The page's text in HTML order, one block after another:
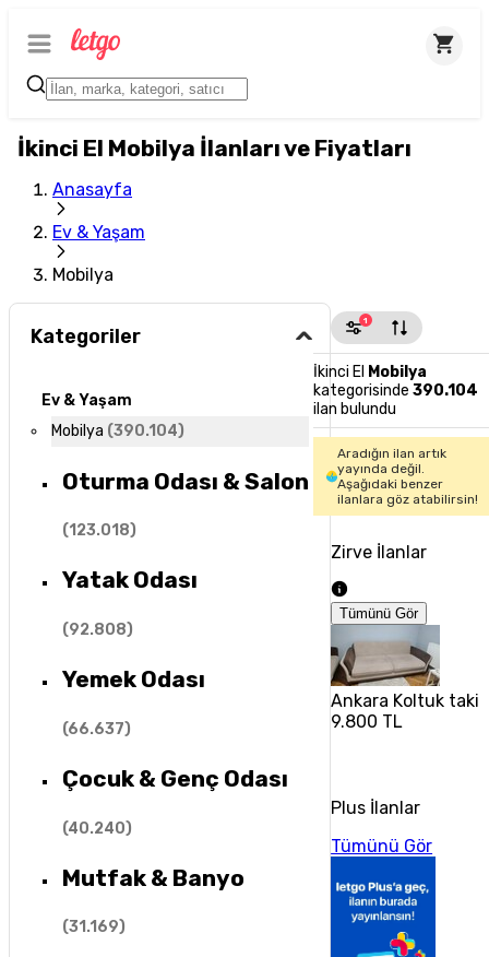
İkinci El Mobilya İlanları ve Fiyatları
Anasayfa
Ev & Yaşam
Mobilya
Kategoriler
Ev & Yaşam
Mobilya (390.104)
Oturma Odası & Salon
(123.018)
Yatak Odası
(92.808)
Yemek Odası
(66.637)
Çocuk & Genç Odası
(40.240)
Mutfak & Banyo
(31.169)
1
İkinci El Mobilya
kategorisinde 390.104
ilan bulundu
Aradığın ilan artık
yayında değil.
Aşağıdaki benzer
ilanlara göz atabilirsin!
Zirve İlanlar
Tümünü Gör
Ankara Koltuk
9.800 TL
Plus İlanlar
Tümünü Gör